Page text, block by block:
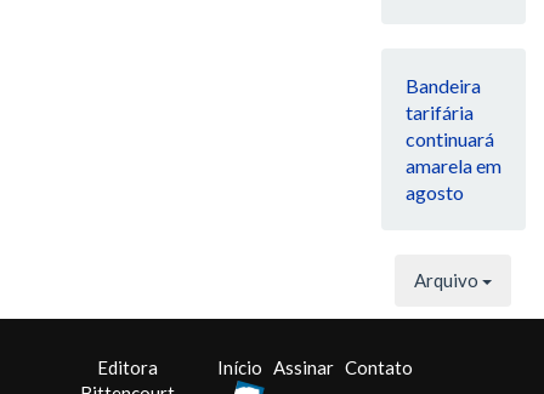
Bandeira
tarifária
continuará
amarela em
agosto
Arquivo
Editora
Início Assinar Contato